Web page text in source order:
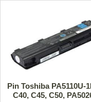
Pin Toshiba PA5110U-
C40, C45, C50,